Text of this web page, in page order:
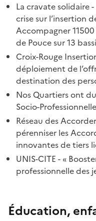
La cravate solidaire
crise sur l’insertion
Accompagner
de Pouce sur 13
Croix-Rouge
déploiement de
destination des
Nos Quartiers ont
Socio-
Réseau des
pérenniser les
innovantes de tiers
UNIS-CITE - «
professionnelle des
Éducation,